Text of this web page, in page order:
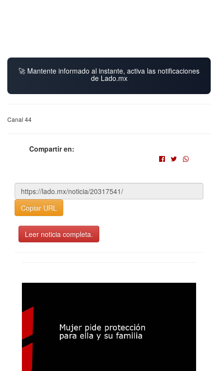
🚀 Mantente informado al instante, activa las notificaciones
de Lado.mx
Canal 44
Compartir en:
Copiar URL
Leer noticia completa.